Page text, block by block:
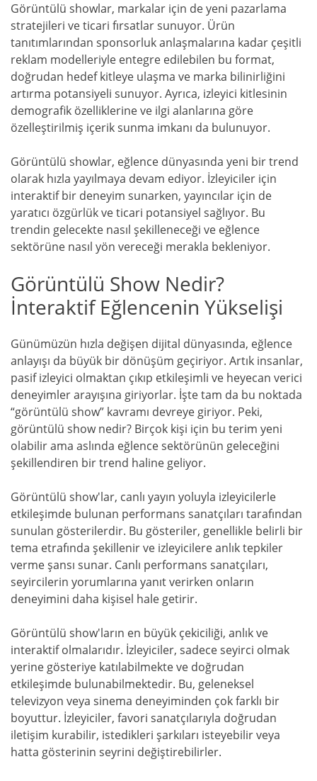
Görüntülü showlar, markalar için de yeni pazarlama
stratejileri ve ticari fırsatlar sunuyor. Ürün
tanıtımlarından sponsorluk anlaşmalarına kadar çeşitli
reklam modelleriyle entegre edilebilen bu format,
doğrudan hedef kitleye ulaşma ve marka bilinirliğini
artırma potansiyeli sunuyor. Ayrıca, izleyici kitlesinin
demografik özelliklerine ve ilgi alanlarına göre
özelleştirilmiş içerik sunma imkanı da bulunuyor.
Görüntülü showlar, eğlence dünyasında yeni bir trend
olarak hızla yayılmaya devam ediyor. İzleyiciler için
interaktif bir deneyim sunarken, yayıncılar için de
yaratıcı özgürlük ve ticari potansiyel sağlıyor. Bu
trendin gelecekte nasıl şekilleneceği ve eğlence
sektörüne nasıl yön vereceği merakla bekleniyor.
Görüntülü Show Nedir?
İnteraktif Eğlencenin Yükselişi
Günümüzün hızla değişen dijital dünyasında, eğlence
anlayışı da büyük bir dönüşüm geçiriyor. Artık insanlar,
pasif izleyici olmaktan çıkıp etkileşimli ve heyecan verici
deneyimler arayışına giriyorlar. İşte tam da bu noktada
“görüntülü show” kavramı devreye giriyor. Peki,
görüntülü show nedir? Birçok kişi için bu terim yeni
olabilir ama aslında eğlence sektörünün geleceğini
şekillendiren bir trend haline geliyor.
Görüntülü show'lar, canlı yayın yoluyla izleyicilerle
etkileşimde bulunan performans sanatçıları tarafından
sunulan gösterilerdir. Bu gösteriler, genellikle belirli bir
tema etrafında şekillenir ve izleyicilere anlık tepkiler
verme şansı sunar. Canlı performans sanatçıları,
seyircilerin yorumlarına yanıt verirken onların
deneyimini daha kişisel hale getirir.
Görüntülü show'ların en büyük çekiciliği, anlık ve
interaktif olmalarıdır. İzleyiciler, sadece seyirci olmak
yerine gösteriye katılabilmekte ve doğrudan
etkileşimde bulunabilmektedir. Bu, geleneksel
televizyon veya sinema deneyiminden çok farklı bir
boyuttur. İzleyiciler, favori sanatçılarıyla doğrudan
iletişim kurabilir, istedikleri şarkıları isteyebilir veya
hatta gösterinin seyrini değiştirebilirler.